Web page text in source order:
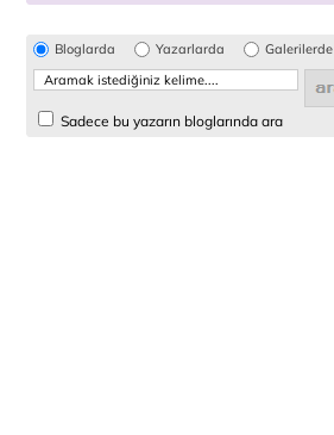
Bloglarda Yazarlarda Galerilerde
Sadece bu yazarın bloglarında ara